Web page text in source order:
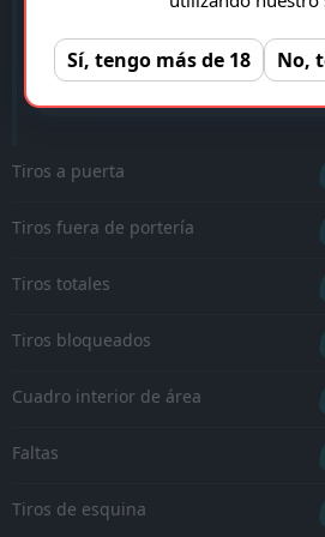
Tiros a puerta
Tiros fuera de portería
Tiros totales
Tiros bloqueados
Cuadro interior de área
Faltas
Tiros de esquina
Sí, tengo más de 18 No,